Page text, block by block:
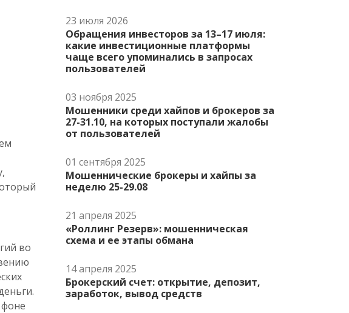
во
23 июля 2026
Обращения инвесторов за 13–17 июля:
какие инвестиционные платформы
чаще всего упоминались в запросах
пользователей
03 ноября 2025
Мошенники среди хайпов и брокеров за
27-31.10, на которых поступали жалобы
от пользователей
01 сентября 2025
Мошеннические брокеры и хайпы за
неделю 25-29.08
21 апреля 2025
«Роллинг Резерв»: мошенническая
схема и ее этапы обмана
14 апреля 2025
Брокерский счет: открытие, депозит,
заработок, вывод средств